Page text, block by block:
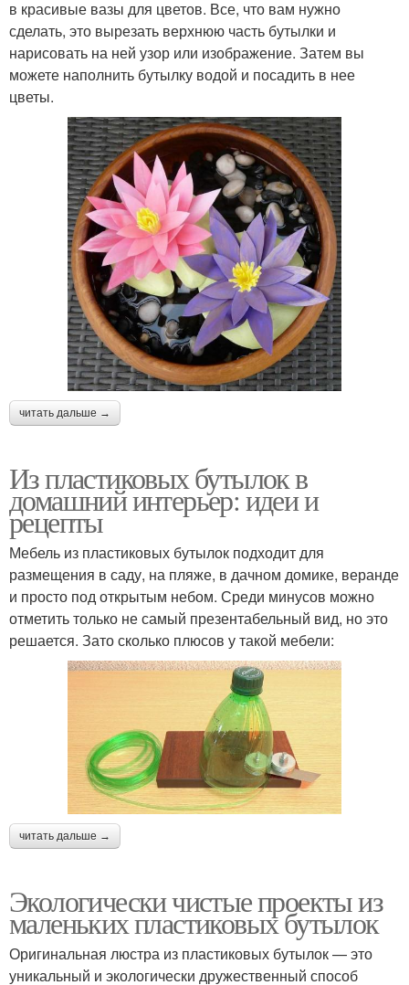
в красивые вазы для цветов. Все, что вам нужно
сделать, это вырезать верхнюю часть бутылки и
нарисовать на ней узор или изображение. Затем вы
можете наполнить бутылку водой и посадить в нее
цветы.
читать дальше →
Из пластиковых бутылок в
домашний интерьер: идеи и
рецепты
Мебель из пластиковых бутылок подходит для
размещения в саду, на пляже, в дачном домике, веранде
и просто под открытым небом. Среди минусов можно
отметить только не самый презентабельный вид, но это
решается. Зато сколько плюсов у такой мебели:
читать дальше →
Экологически чистые проекты из
маленьких пластиковых бутылок
Оригинальная люстра из пластиковых бутылок — это
уникальный и экологически дружественный способ